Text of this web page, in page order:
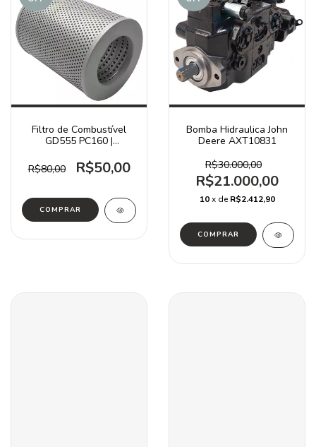
Filtro de Combustível
GD555 PC160 |
R$80,00
R$50,00
Bomba Hidraulica John
Deere AXT10831
R$30.000,00
R$21.000,00
10 x deR$2.412,90